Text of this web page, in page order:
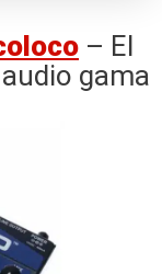
– El
gama